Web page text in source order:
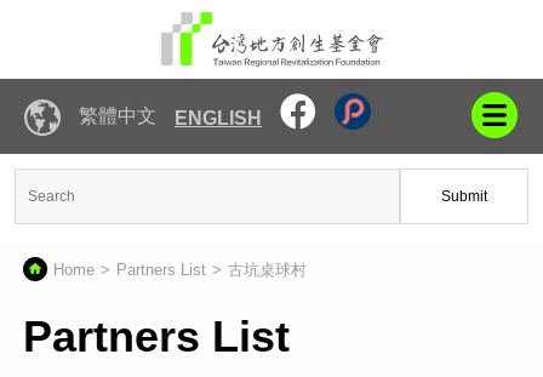
繁體中文 ENGLISH
Submit
Home Partners List 古坑桌球村
Partners List